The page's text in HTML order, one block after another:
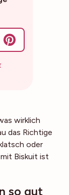
wirklich
das Richtige
oder
Biskuit ist
so gut